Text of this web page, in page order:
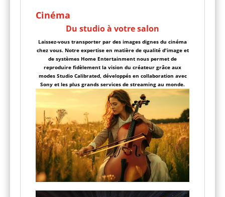
Cinéma
Du studio à votre salon
Laissez-vous transporter par des images dignes du cinéma
chez vous. Notre expertise en matière de qualité d'image et
de systèmes Home Entertainment nous permet de
reproduire fidèlement la vision du créateur grâce aux
modes Studio Calibrated, développés en collaboration avec
Sony et les plus grands services de streaming au monde.